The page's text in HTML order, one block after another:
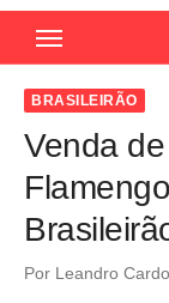
c
BRASILEIRÃO
Venda
Por Leandro